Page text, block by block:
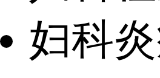
妇科